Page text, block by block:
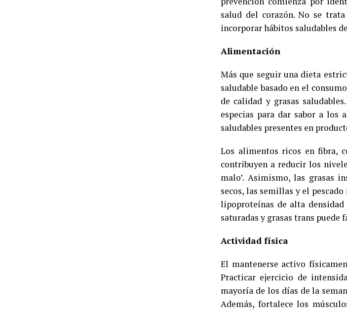
salud del corazón. No se
incorporar hábitos saludables
Alimentación
Más que seguir una dieta
saludable basado en el
de calidad y grasas
especias para dar sabor a los
saludables presentes en
Los alimentos ricos en fibra,
contribuyen a reducir los
malo’. Asimismo, las grasas
secos, las semillas y el
lipoproteínas de alta densidad
saturadas y grasas trans puede
Actividad física
El mantenerse activo
Practicar ejercicio de
mayoría de los días de la
Además, fortalece los